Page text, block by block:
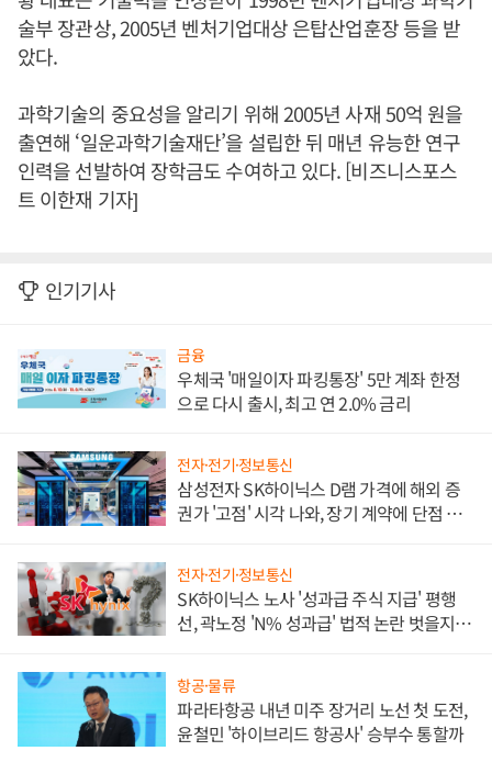
술부 장관상, 2005년 벤처기업대상 은탑산업훈장 등을 받
았다.
과학기술의 중요성을 알리기 위해 2005년 사재 50억 원을
출연해 ‘일운과학기술재단’을 설립한 뒤 매년 유능한 연구
인력을 선발하여 장학금도 수여하고 있다. [비즈니스포스
트 이한재 기자]
인기기사
금융
우체국 '매일이자 파킹통장' 5만 계좌 한정
으로 다시 출시, 최고 연 2.0% 금리
전자·전기·정보통신
삼성전자 SK하이닉스 D램 가격에 해외 증
권가 '고점' 시각 나와, 장기 계약에 단점 부
전자·전기·정보통신
SK하이닉스 노사 '성과급 주식 지급' 평행
선, 곽노정 'N% 성과급' 법적 논란 벗을지 주
항공·물류
파라타항공 내년 미주 장거리 노선 첫 도전,
윤철민 '하이브리드 항공사' 승부수 통할까